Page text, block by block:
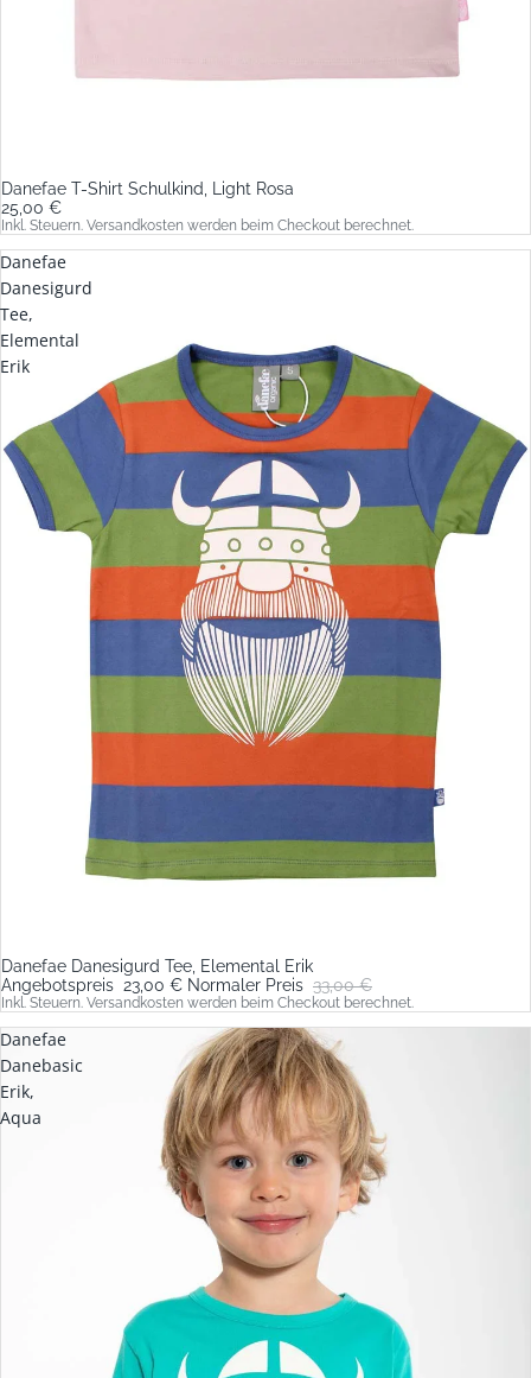
Danefae T-Shirt Schulkind, Light Rosa
25,00 €
Inkl. Steuern. Versandkosten werden beim Checkout berechnet.
Danefae
Danesigurd
Tee,
Elemental
Erik
Sale
Danefae Danesigurd Tee, Elemental Erik
Angebotspreis 23,00 € Normaler Preis 33,00 €
Inkl. Steuern. Versandkosten werden beim Checkout berechnet.
Danefae
Danebasic
Erik,
Aqua